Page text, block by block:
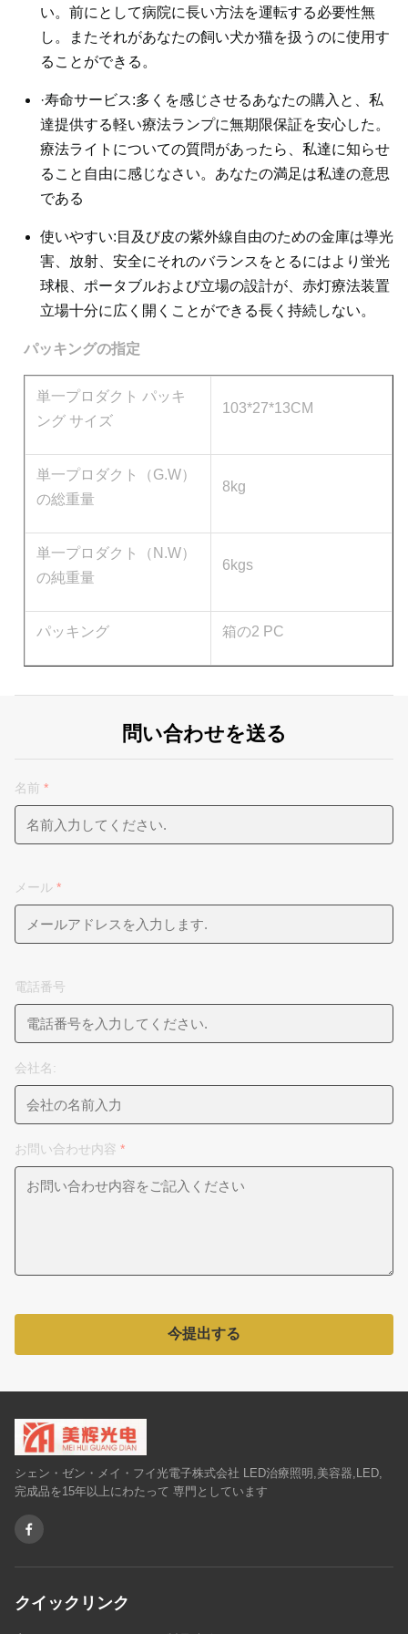
い。前にとして病院に長い方法を運転する必要性無
し。またそれがあなたの飼い犬か猫を扱うのに使用す
ることができる。
·寿命サービス:多くを感じさせるあなたの購入と、私
達提供する軽い療法ランプに無期限保証を安心した。
療法ライトについての質問があったら、私達に知らせ
ること自由に感じなさい。あなたの満足は私達の意思
である
使いやすい:目及び皮の紫外線自由のための金庫は導光
害、放射、安全にそれのバランスをとるにはより蛍光
球根、ポータブルおよび立場の設計が、赤灯療法装置
立場十分に広く開くことができる長く持続しない。
パッキングの指定
単一プロダクト パッキ
ング サイズ
103*27*13CM
単一プロダクト（G.W）
の総重量
8kg
単一プロダクト（N.W）
の純重量
6kgs
パッキング 箱の2 PC
問い合わせを送る
名前 *
メール *
電話番号
会社名:
お問い合わせ内容 *
今提出する
シェン・ゼン・メイ・フイ光電子株式会社 LED治療照明,美容器,LED,
完成品を15年以上にわたって 専門としています
クイックリンク